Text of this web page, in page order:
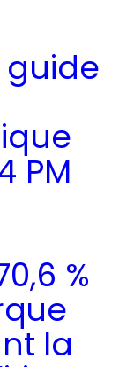
guide
PM
%
la